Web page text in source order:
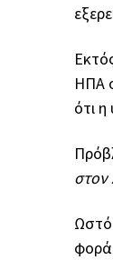
ΗΠΑ
ότι
στον